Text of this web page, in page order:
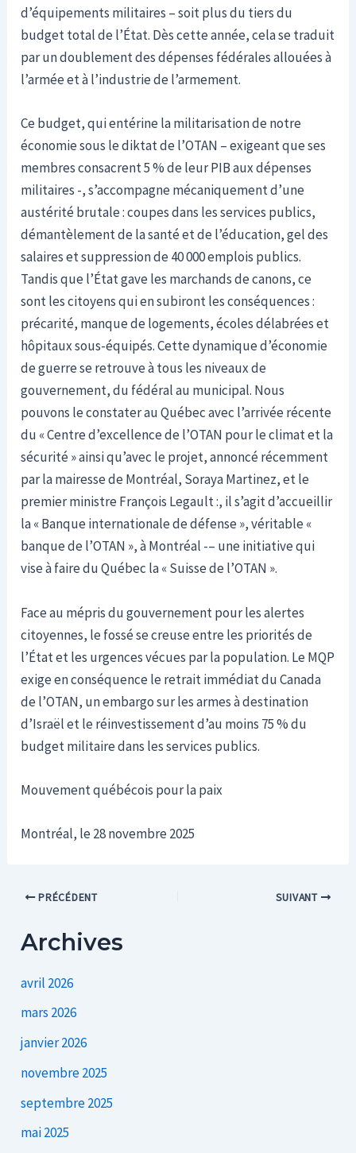
d’équipements militaires – soit plus du tiers du
budget total de l’État. Dès cette année, cela se traduit
par un doublement des dépenses fédérales allouées à
l’armée et à l’industrie de l’armement.
Ce budget, qui entérine la militarisation de notre
économie sous le diktat de l’OTAN – exigeant que ses
membres consacrent 5 % de leur PIB aux dépenses
militaires -, s’accompagne mécaniquement d’une
austérité brutale : coupes dans les services publics,
démantèlement de la santé et de l’éducation, gel des
salaires et suppression de 40 000 emplois publics.
Tandis que l’État gave les marchands de canons, ce
sont les citoyens qui en subiront les conséquences :
précarité, manque de logements, écoles délabrées et
hôpitaux sous-équipés. Cette dynamique d’économie
de guerre se retrouve à tous les niveaux de
gouvernement, du fédéral au municipal. Nous
pouvons le constater au Québec avec l’arrivée récente
du « Centre d’excellence de l’OTAN pour le climat et la
sécurité » ainsi qu’avec le projet, annoncé récemment
par la mairesse de Montréal, Soraya Martinez, et le
premier ministre François Legault :, il s’agit d’accueillir
la « Banque internationale de défense », véritable «
banque de l’OTAN », à Montréal -– une initiative qui
vise à faire du Québec la « Suisse de l’OTAN ».
Face au mépris du gouvernement pour les alertes
citoyennes, le fossé se creuse entre les priorités de
l’État et les urgences vécues par la population. Le MQP
exige en conséquence le retrait immédiat du Canada
de l’OTAN, un embargo sur les armes à destination
d’Israël et le réinvestissement d’au moins 75 % du
budget militaire dans les services publics.
Mouvement québécois pour la paix
Montréal, le 28 novembre 2025
Post PRÉCÉDENT SUIVANT
Archives
avril 2026
mars 2026
janvier 2026
novembre 2025
septembre 2025
mai 2025